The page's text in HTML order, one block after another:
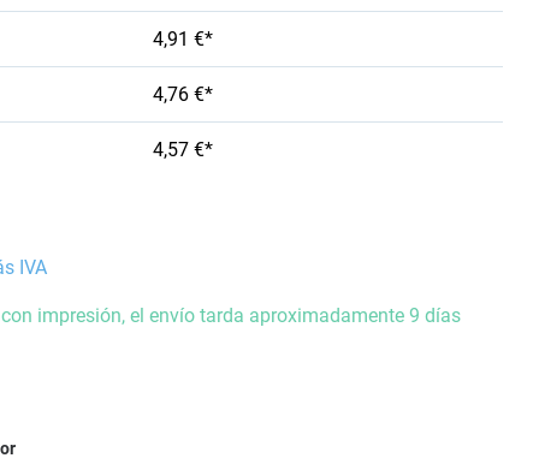
4,91 €*
4,76 €*
4,57 €*
IVA
impresión, el envío tarda aproximadamente 9 días